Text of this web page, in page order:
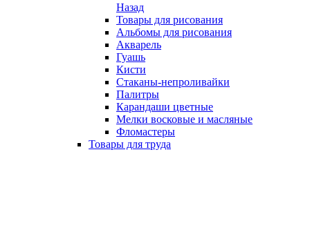
Назад
Товары для рисования
Альбомы для рисования
Акварель
Гуашь
Кисти
Стаканы-непроливайки
Палитры
Карандаши цветные
Мелки восковые и масляные
Фломастеры
Товары для труда